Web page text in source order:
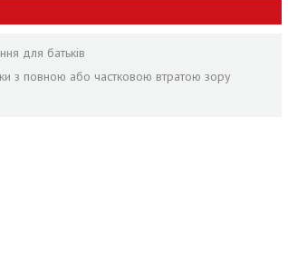
для батьків
з повною або частковою втратою зору